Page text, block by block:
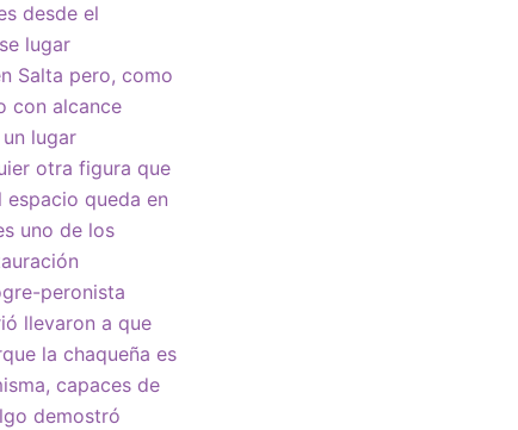
desde el
lugar
Salta pero, como
con alcance
lugar
otra figura que
queda en
uno de los
peronista
llevaron a que
la chaqueña es
capaces de
demostró